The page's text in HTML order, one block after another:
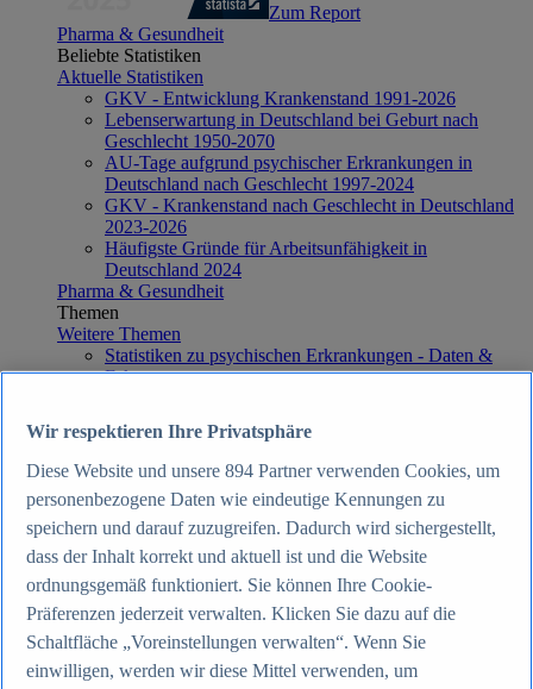
Zum Report
Pharma & Gesundheit
Beliebte Statistiken
Aktuelle Statistiken
GKV - Entwicklung Krankenstand 1991-2026
Lebenserwartung in Deutschland bei Geburt nach
Geschlecht 1950-2070
AU-Tage aufgrund psychischer Erkrankungen in
Deutschland nach Geschlecht 1997-2024
GKV - Krankenstand nach Geschlecht in Deutschland
2023-2026
Häufigste Gründe für Arbeitsunfähigkeit in
Deutschland 2024
Pharma & Gesundheit
Themen
Weitere Themen
Statistiken zu psychischen Erkrankungen - Daten &
Fakten
Fakten
Top Report
Zum Report
Internet
Beliebte Statistiken
Aktuelle Statistiken
Anzahl der Social-Media-Nutzer weltweit 2012-2025
Social Networks mit den meisten Nutzern weltweit
Wir respektieren Ihre Privatsphäre
Diese Website und unsere 894 Partner verwenden Cookies, um
personenbezogene Daten wie eindeutige Kennungen zu
speichern und darauf zuzugreifen. Dadurch wird sichergestellt,
dass der Inhalt korrekt und aktuell ist und die Website
ordnungsgemäß funktioniert. Sie können Ihre Cookie-
Präferenzen jederzeit verwalten. Klicken Sie dazu auf die
Schaltfläche „Voreinstellungen verwalten“. Wenn Sie
einwilligen, werden wir diese Mittel verwenden, um